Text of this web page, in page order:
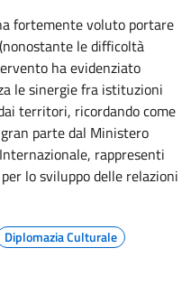
fortemente voluto portare
le difficoltà
ha evidenziato
le sinergie fra istituzioni
territori, ricordando come
parte dal Ministero
rappresenti
lo sviluppo delle relazioni
Diplomazia Culturale